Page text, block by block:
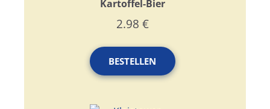
Kartoffel-Bier
2.98 €
BESTELLEN